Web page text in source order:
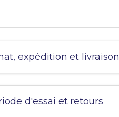
expédition et livraison
d'essai et retours